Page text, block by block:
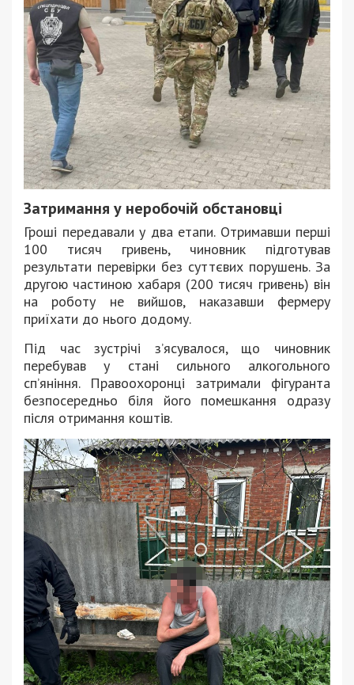
Затримання у неробочій обстановці
Гроші передавали у два етапи. Отримавши перші
100 тисяч гривень, чиновник підготував
результати перевірки без суттєвих порушень. За
другою частиною хабаря (200 тисяч гривень) він
на роботу не вийшов, наказавши фермеру
приїхати до нього додому.
Під час зустрічі з’ясувалося, що чиновник
перебував у стані сильного алкогольного
сп’яніння. Правоохоронці затримали фігуранта
безпосередньо біля його помешкання одразу
після отримання коштів.